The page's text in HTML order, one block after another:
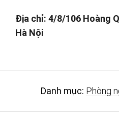
Địa chỉ: 4/8/106 Hoàng
Hà Nội
Danh mục: Phòng